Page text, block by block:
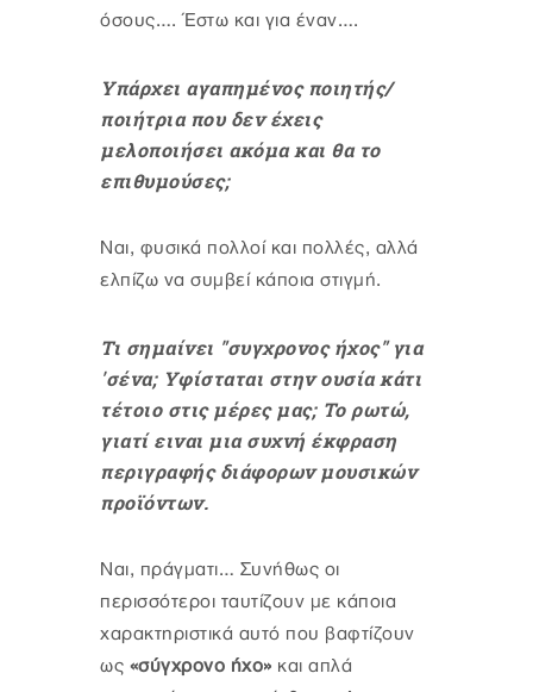
όσους…. Έστω και για έναν….
Υπάρχει αγαπημένος ποιητής/
ποιήτρια που δεν έχεις
μελοποιήσει ακόμα και θα το
επιθυμούσες;
Ναι, φυσικά πολλοί και πολλές, αλλά
ελπίζω να συμβεί κάποια στιγμή.
Τι σημαίνει "συγχρονος ήχος" για
'σένα; Υφίσταται στην ουσία κάτι
τέτοιο στις μέρες μας; Το ρωτώ,
γιατί ειναι μια συχνή έκφραση
περιγραφής διάφορων μουσικών
προϊόντων.
Ναι, πράγματι… Συνήθως οι
περισσότεροι ταυτίζουν με κάποια
χαρακτηριστικά αυτό που βαφτίζουν
ως «σύγχρονο ήχο» και απλά